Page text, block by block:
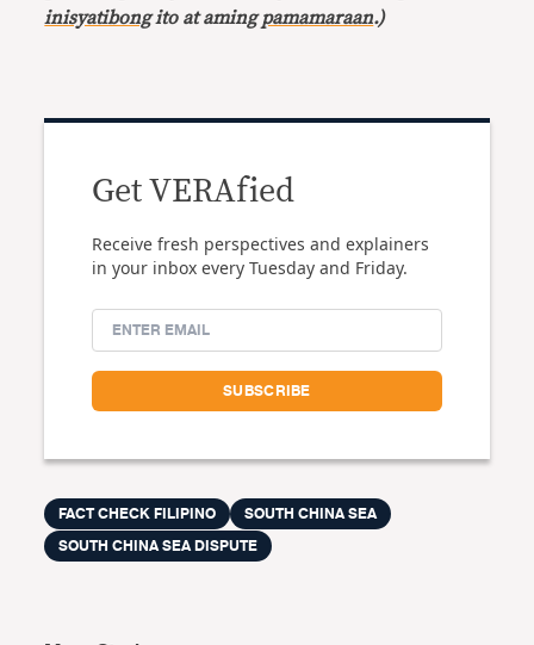
inisyatibongito at amingpamamaraan.)
Get VERAfied
Receive fresh perspectives and explainers
in your inbox every Tuesday and Friday.
FACT CHECK FILIPINO
SOUTH CHINA SEA
SOUTH CHINA SEA DISPUTE